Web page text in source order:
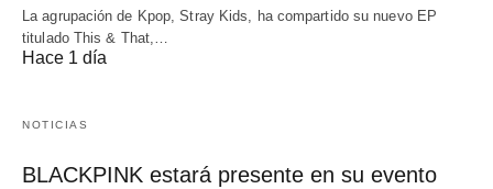
La agrupación de Kpop, Stray Kids, ha compartido su nuevo EP
titulado This & That,…
Hace 1 día
NOTICIAS
BLACKPINK estará presente en su evento